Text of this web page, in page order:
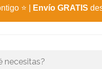
⭐ Envío GRATIS